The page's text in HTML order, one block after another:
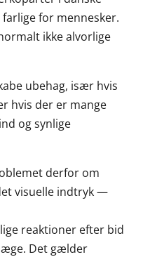
for mennesker.
ikke alvorlige
ubehag, især hvis
hvis der er mange
og synlige
derfor om
visuelle indtryk —
reaktioner efter bid
Det gælder